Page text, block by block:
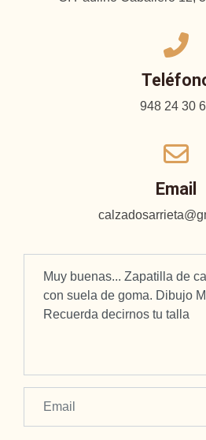
948 24 30
Email